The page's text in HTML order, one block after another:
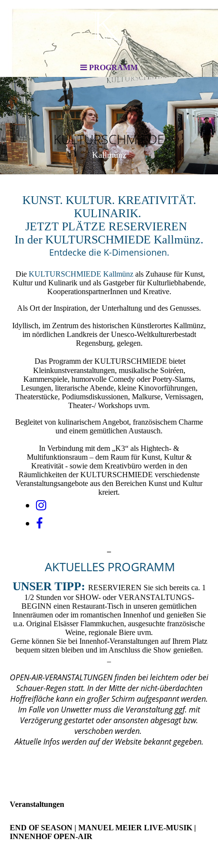
PROGRAMM
KULTURSCHMIEDE
Kallmünz
KUNST. KULTUR. KREATIVITÄT.
KULINARIK.
JETZT PLÄTZE RESERVIEREN
In der KULTURSCHMIEDE Kallmünz.
Entdecke die K-Dimensionen.
Die KULTURSCHMIEDE Kallmünz als Zuhause für Kunst,
Kultur und Kulinarik und als Gastgeber für Kulturliebhabende,
KooperationspartnerInnen und Kreative.
Als Ort der Inspiration, der Unterhaltung und des Genusses.
Idyllisch, im Zentrum des historischen Künstlerortes Kallmünz,
im nördlichen Landkreis der Unesco-Weltkulturerbestadt
Regensburg, gelegen.
Das Programm derKULTURSCHMIEDE bietet
Kleinkunstveranstaltungen, musikalische Soiréen,
Kammerspiele, humorvolle Comedy oder Poetry-Slams,
Lesungen, literarische Abende, kleine Kinovorführungen,
Theaterstücke, Podiumsdiskussionen, Malkurse, Vernissagen,
Theater-/ Workshops uvm.
Begleitet von kulinarischem Angebot, französischem Charme
und einem gemütlichen Austausch.
In Verbindung mit dem „K3“ als Hightech- &
Multifunktionsraum – dem Raum für Kunst, Kultur &
Kreativität - sowie dem Kreativbüro werden in den
Räumlichkeiten der KULTURSCHMIEDE verschiedenste
Veranstaltungsangebote aus den Bereichen Kunst und Kultur
kreiert.
AKTUELLES PROGRAMM
UNSER TIPP: RESERVIEREN Sie sich bereits ca. 1
1/2 Stunden vor SHOW- oder VERANSTALTUNGS-
BEGINN einen Restaurant-Tisch in unseren gemütlichen
Innenräumen oder im romantischen Innenhof und genießen Sie
u.a. Original Elsässer Flammkuchen, ausgesuchte französische
Weine, regionale Biere uvm.
Gerne können Sie bei Innenhof-Veranstaltungen auf Ihrem Platz
bequem sitzen bleiben und im Anschluss die Show genießen.
OPEN-AIR-VERANSTALTUNGEN finden bei leichtem oder bei
Schauer-Regen statt. In der Mitte der nicht-überdachten
Hoffreifläche kann ein großer Schirm aufgespannt werden.
Im Falle von Unwetter muss die Veranstaltung ggf. mit
Verzögerung gestartet oder ansonsten abgesagt bzw.
verschoben werden.
Aktuelle Infos werden auf der Website bekannt gegeben.
Veranstaltungen
END OF SEASON | MANUEL MEIER LIVE-MUSIK |
INNENHOF OPEN-AIR